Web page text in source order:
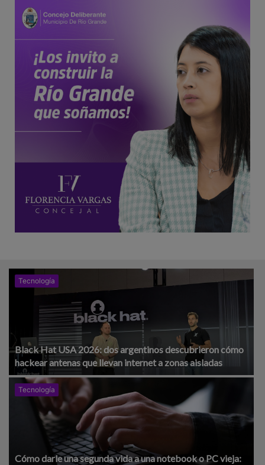
Tecnología
Black Hat USA 2026: dos argentinos descubrieron cómo
hackear antenas que llevan internet a zonas aisladas
Tecnología
Cómo darle una segunda vida a una notebook o PC vieja: